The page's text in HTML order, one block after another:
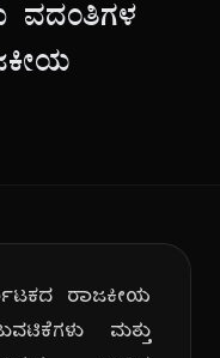
ವದಂತಿಗಳ
ರಾಜಕೀಯ
ಮತ್ತು